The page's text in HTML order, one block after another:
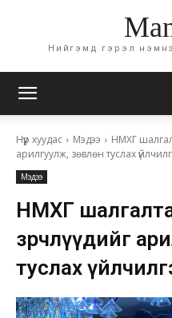
Нийгэмд гэрэл
Нүүр хуудас Мэдээ
НМХГ
арилгуулж, зөвлөн туслах үйлчилгээ
Мэдээ
НМХГ
зөрчлүүдийг
туслах